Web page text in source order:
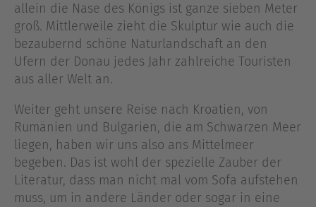
allein die Nase des Königs ist ganze sieben Meter
groß. Mittlerweile zieht die Skulptur wie auch die
bezaubernd schöne Naturlandschaft an den
Ufern der Donau jedes Jahr zahlreiche Touristen
aus aller Welt an.
Weiter geht unsere Reise nach Kroatien, von
Rumänien und Bulgarien, die am Schwarzen Meer
liegen, haben wir uns also ans Mittelmeer
begeben. Das ist wohl der spezielle Zauber der
Literatur, dass man nicht mal vom Sofa aufstehen
muss, um in andere Länder oder sogar in eine